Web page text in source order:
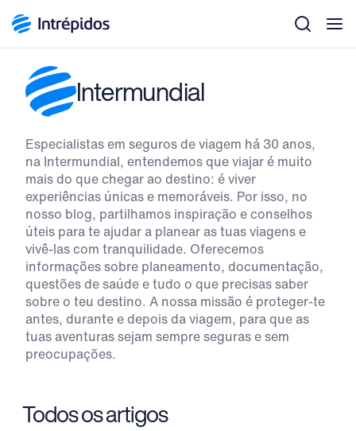
Intermundial
Especialistas em seguros de viagem há 30 anos,
na Intermundial, entendemos que viajar é muito
mais do que chegar ao destino: é viver
experiências únicas e memoráveis. Por isso, no
nosso blog, partilhamos inspiração e conselhos
úteis para te ajudar a planear as tuas viagens e
vivê-las com tranquilidade. Oferecemos
informações sobre planeamento, documentação,
questões de saúde e tudo o que precisas saber
sobre o teu destino. A nossa missão é proteger-te
antes, durante e depois da viagem, para que as
tuas aventuras sejam sempre seguras e sem
preocupações.
Todos os artigos